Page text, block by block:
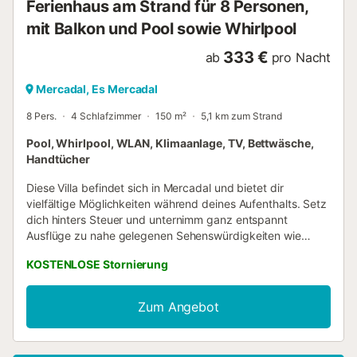
Ferienhaus am Strand für 8 Personen,
mit Balkon und Pool sowie Whirlpool
ab 333 € pro Nacht
Mercadal, Es Mercadal
8 Pers. 4 Schlafzimmer 150 m² 5,1 km zum Strand
Pool, Whirlpool, WLAN, Klimaanlage, TV, Bettwäsche,
Handtücher
Diese Villa befindet sich in Mercadal und bietet dir
vielfältige Möglichkeiten während deines Aufenthalts. Setz
dich hinters Steuer und unternimm ganz entspannt
Ausflüge zu nahe gelegenen Sehenswürdigkeiten wie
Son Bou (32 Autominuten). Nach deiner Rückkehr in diese
Villa mit 150 Quadratmetern kannst du am Pool
ausspannen oder im Whirlpool etwas trinken. Auch den
Balkon wirst du sicherlich mögen. Wenn du genug Zeit an
der frischen Luft verbracht hast, gibt es auch drinnen
KOSTENLOSE Stornierung
Zum Angebot